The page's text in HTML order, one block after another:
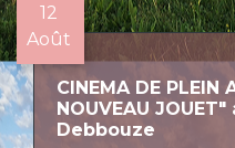
12
Août
CINEMA DE PLEIN
NOUVEAU
Debbouze